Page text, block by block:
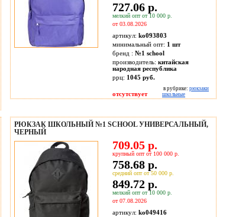
727.06 р.
мелкий опт от 10 000 р.
от 03.08.2026
артикул: ko093803
минимальный опт: 1 шт
бренд : №1 school
производитель: китайская
народная республика
ррц: 1045 руб.
отсутствует
в рубрике: рюкзаки
школьные
РЮКЗАК ШКОЛЬНЫЙ №1 SCHOOL УНИВЕРСАЛЬНЫЙ,
ЧЕРНЫЙ
709.05 р.
крупный опт от 100 000 р.
758.68 р.
средний опт от 50 000 р.
849.72 р.
мелкий опт от 10 000 р.
от 07.08.2026
артикул: ko049416